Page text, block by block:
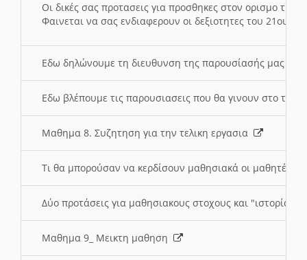
Οι δικές σας προτασεις για προσθηκες στον ορισμο
Φαινεται να σας ενδιαφερουν οι δεξιοτητες του 21ου
Εδω δηλώνουμε τη διευθυνση της παρουσίασής μας
Εδω βλέπουμε τις παρουσιασεις που θα γινουν στο
Μαθημα 8. Συζητηση για την τελικη εργασια
Τι θα μπορούσαν να κερδίσουν μαθησιακά οι μαθητές/
Δύο προτάσεις για μαθησιακους στοχους και "ιστορία"
Μαθημα 9_ Μεικτη μαθηση